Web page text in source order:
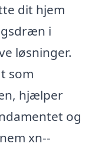
dit hjem
i
løsninger.
som
hjælper
og
xn--